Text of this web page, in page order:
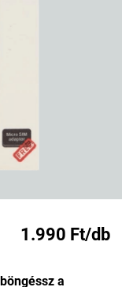
1.990 Ft/db
a